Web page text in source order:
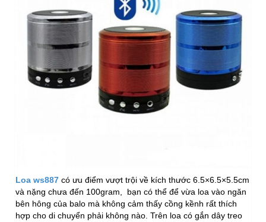
Loa ws887 có ưu điểm vượt trội về kích thước 6.5×6.5×5.5cm
và nặng chưa đến 100gram, bạn có thể để vừa loa vào ngăn
bên hông của balo mà không cảm thấy cồng kềnh rất thích
hợp cho di chuyển phải không nào. Trên loa có gắn dây treo